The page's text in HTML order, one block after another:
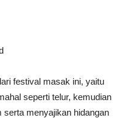
festival masak ini, yaitu
seperti telur, kemudian
menyajikan hidangan